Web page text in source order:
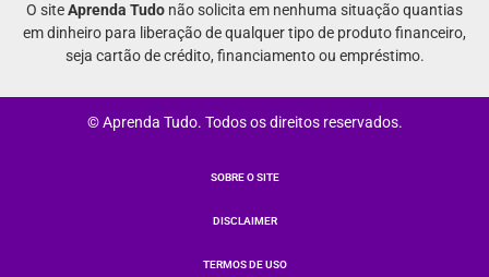
O siteAprenda Tudo não solicita em nenhuma situação quantias
em dinheiro para liberação de qualquer tipo de produto financeiro,
seja cartão de crédito, financiamento ou empréstimo.
© Aprenda Tudo. Todos os direitos reservados.
SOBRE O SITE
DISCLAIMER
TERMOS DE USO